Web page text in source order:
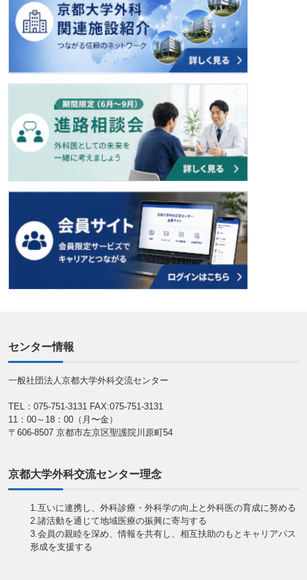
センター情報
一般社団法人京都大学外科交流センター
TEL：075-751-3131 FAX:075-751-3131
11：00～18：00（月〜金）
〒606-8507 京都市左京区聖護院川原町54
京都大学外科交流センター理念
1.互いに連携し、外科診療・外科学の向上と外科医の育成に努める
2.諸活動を通じて地域医療の振興に寄与する
3.会員の親睦を深め、情報を共有し、相互扶助のもとキャリアパス
形成を支援する